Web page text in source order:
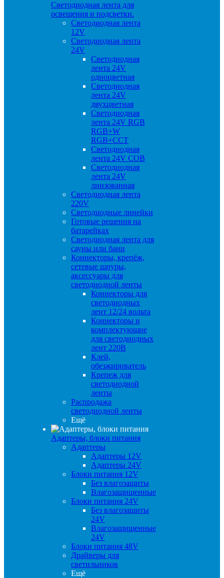
Светодиодная лента для
освещения и подсветки.
Светодиодная лента
12V
Светодиодная лента
24V
Светодиодная
лента 24V
одноцветная
Светодиодная
лента 24V
двухцветная
Светодиодная
лента 24V RGB
RGB+W
RGB+CCT
Светодиодная
лента 24V COB
Светодиодная
лента 24V
линзованная
Светодиодная лента
220V
Светодиодные линейки
Готовые решения на
батарейках
Светодиодная лента для
сауны или бани
Коннекторы, крепёж,
сетевые шнуры,
аксессуары для
светодиодной ленты
Коннекторы для
светодиодных
лент 12/24 вольта
Коннекторы и
комплектующие
для светодиодных
лент 220В
Клей,
обезжириватель
Крепеж для
светодиодной
ленты
Распродажа
светодиодной ленты
Ещё
Адаптеры, блоки питания
Адаптеры
Адаптеры 12V
Адаптеры 24V
Блоки питания 12V
Без влагозащиты
Влагозащищенные
Блоки питания 24V
Без влагозащиты
24V
Влагозащищенные
24V
Блоки питания 48V
Драйверы для
светильников
Ещё